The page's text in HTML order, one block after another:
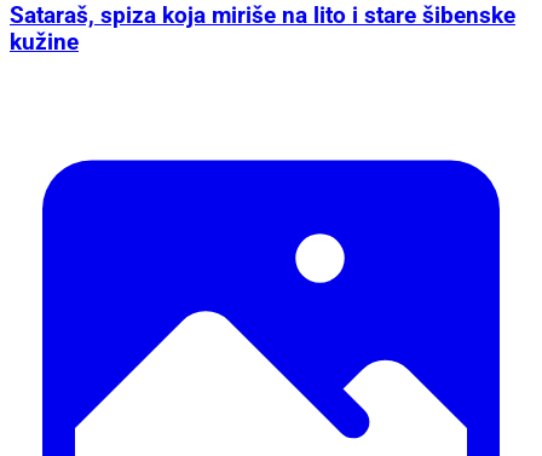
Sataraš, spiza koja miriše na lito i stare šibenske
kužine